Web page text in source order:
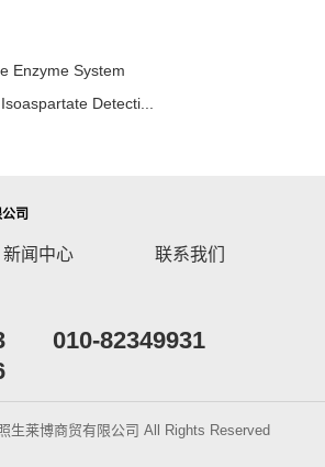
Enzyme System
Detecti...
新闻中心 联系我们
010-82349931
生莱博商贸有限公司 All Rights Reserved